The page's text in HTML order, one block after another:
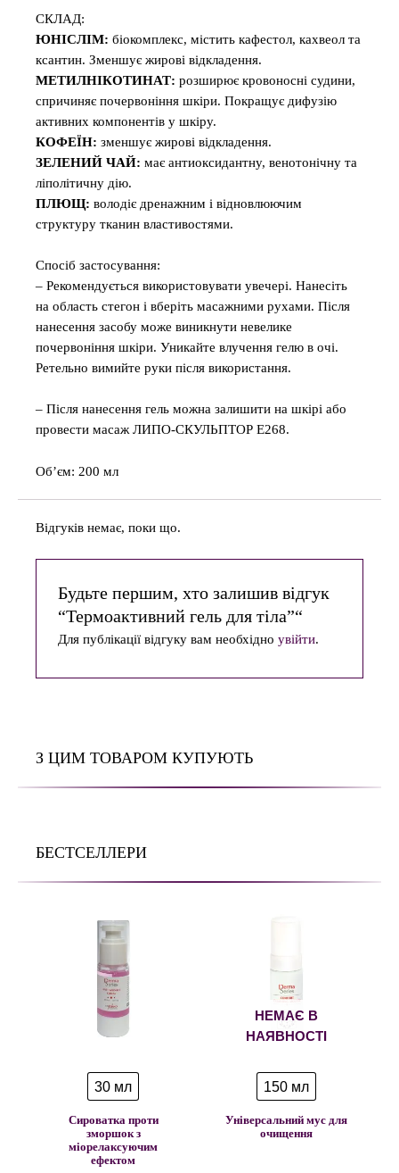
СКЛАД:
ЮНІСЛІМ: біокомплекс, містить кафестол, кахвеол та
ксантин. Зменшує жирові відкладення.
МЕТИЛНІКОТИНАТ: розширює кровоносні судини,
спричиняє почервоніння шкіри. Покращує дифузію
активних компонентів у шкіру.
КОФЕЇН: зменшує жирові відкладення.
ЗЕЛЕНИЙ ЧАЙ: має антиоксидантну, венотонічну та
ліполітичну дію.
ПЛЮЩ: володіє дренажним і відновлюючим
структуру тканин властивостями.
Спосіб застосування:
– Рекомендується використовувати увечері. Нанесіть
на область стегон і вберіть масажними рухами. Після
нанесення засобу може виникнути невелике
почервоніння шкіри. Уникайте влучення гелю в очі.
Ретельно вимийте руки після використання.
– Після нанесення гель можна залишити на шкірі або
провести масаж ЛИПО-СКУЛЬПТОР Е268.
Об’єм: 200 мл
Відгуків немає, поки що.
Будьте першим, хто залишив відгук
“Термоактивний гель для тіла”“
Для публікації відгуку вам необхідноувійти.
З ЦИМ ТОВАРОМ КУПУЮТЬ
БЕСТСЕЛЛЕРИ
30 мл
Сироватка проти
зморшок з
міорелаксуючим
ефектом
НЕМАЄ В
НАЯВНОСТІ
150 мл
Універсальний мус для
очищення